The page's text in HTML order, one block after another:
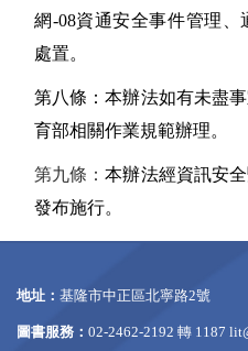
網-08資通安全事件管理
處置。
第八條：本辦法如有未盡
育部相關作業規範辦理。
第九條：本辦法經資訊安
發布施行。
地址： 基隆市中正區北寧路2號
圖書服務： 02-2462-2192 轉 1187